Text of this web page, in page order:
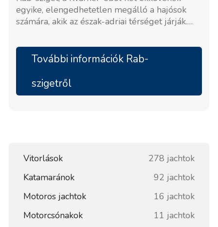
egyike, elengedhetetlen megálló a hajósok
számára, akik az észak-adriai térséget járják.
egyedülálló tengeri élményt nyújt. Az ideális
látogatási időszak a tavasz és a nyár, amikor a
eseménnyel egészül ki, tökéletesen ötvözve a
kalandot a kikapcsolódással egy felejthetetlen
További információk Rab-
szigetről
Vitorlások
278 jachtok
Katamaránok
92 jachtok
Motoros jachtok
16 jachtok
Motorcsónakok
11 jachtok